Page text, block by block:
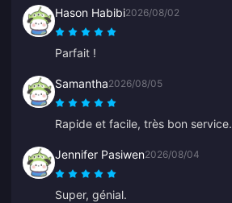
Hason Habibi2026/08/02
Parfait !
Samantha2026/08/05
Rapide et facile, très bon service.
Jennifer Pasiwen2026/08/04
Super, génial.